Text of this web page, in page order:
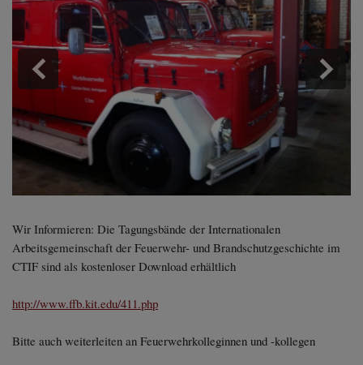
oder auch Anwendungen einer externen Website.
Wir Informieren: Die Tagungsbände der Internationalen
Arbeitsgemeinschaft der Feuerwehr- und Brandschutzgeschichte im
CTIF sind als kostenloser Download erhältlich
http://www.ffb.kit.edu/411.php
Bitte auch weiterleiten an Feuerwehrkolleginnen und -kollegen